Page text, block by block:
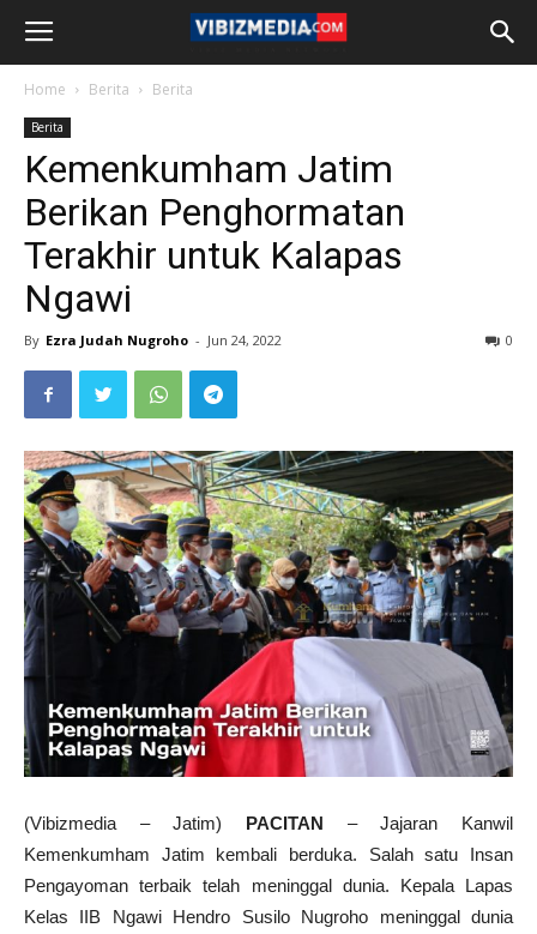
Home Berita Berita
Berita
Kemenkumham Jatim
Berikan Penghormatan
Terakhir untuk Kalapas
Ngawi
By Ezra Judah Nugroho - Jun 24, 2022 0
(Vibizmedia – Jatim) PACITAN – Jajaran Kanwil
Kemenkumham Jatim kembali berduka. Salah satu Insan
Pengayoman terbaik telah meninggal dunia. Kepala Lapas
Kelas IIB Ngawi Hendro Susilo Nugroho meninggal dunia